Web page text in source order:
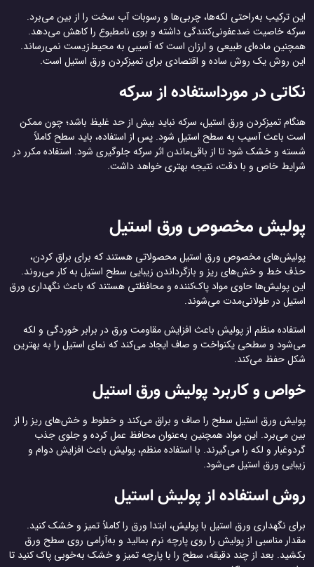
این ترکیب به‌راحتی لکه‌ها، چربی‌ها و رسوبات آب سخت را از بین می‌برد.
سرکه خاصیت ضدعفونی‌کنندگی داشته و بوی نامطبوع را کاهش می‌دهد.
همچنین ماده‌ای طبیعی و ارزان است که آسیبی به محیط‌زیست نمی‌رساند.
این روش یک روش ساده و اقتصادی برای تمیزکردن ورق استیل است.
نکاتی در مورداستفاده از سرکه
هنگام تمیزکردن ورق استیل، سرکه نباید بیش از حد غلیظ باشد؛ چون ممکن
است باعث آسیب به سطح استیل شود. پس از استفاده، باید سطح کاملاً
شسته و خشک شود تا از باقی‌ماندن اثر سرکه جلوگیری شود. استفاده مکرر در
شرایط خاص و با دقت، نتیجه بهتری خواهد داشت.
پولیش مخصوص ورق استیل
پولیش‌های مخصوص ورق استیل محصولاتی هستند که برای براق کردن،
حذف خط و خش‌های ریز و بازگرداندن زیبایی سطح استیل به کار می‌روند.
این پولیش‌ها حاوی مواد پاک‌کننده و محافظتی هستند که باعث نگهداری ورق
استیل در طولانی‌مدت می‌شوند.
استفاده منظم از پولیش باعث افزایش مقاومت ورق در برابر خوردگی و لکه
می‌شود و سطحی یکنواخت و صاف ایجاد می‌کند که نمای استیل را به بهترین
شکل حفظ می‌کند.
خواص و کاربرد پولیش ورق استیل
پولیش ورق استیل سطح را صاف و براق می‌کند و خطوط و خش‌های ریز را از
بین می‌برد. این مواد همچنین به‌عنوان محافظ عمل کرده و جلوی جذب
گردوغبار و لکه را می‌گیرند. با استفاده منظم، پولیش باعث افزایش دوام و
زیبایی ورق استیل می‌شود.
روش استفاده از پولیش استیل
برای نگهداری ورق استیل با پولیش، ابتدا ورق را کاملاً تمیز و خشک کنید.
مقدار مناسبی از پولیش را روی پارچه نرم بمالید و به‌آرامی روی سطح ورق
بکشید. بعد از چند دقیقه، سطح را با پارچه تمیز و خشک به‌خوبی پاک کنید تا